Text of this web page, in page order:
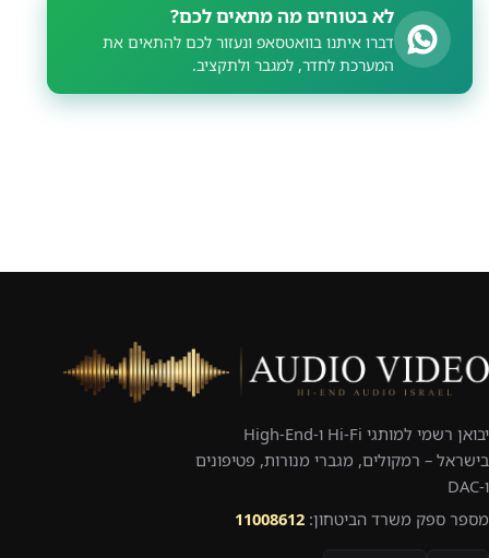
לא בטוחים מה מתאים לכם?
דברו איתנו בוואטסאפ ונעזור לכם להתאים את
המערכת לחדר, למגבר ולתקציב.
יבואן רשמי למותגי Hi-Fi ו-High-End
בישראל – רמקולים, מגברי מנורות, פטיפונים
ו-DAC
מספר ספק משרד הביטחון: 11008612